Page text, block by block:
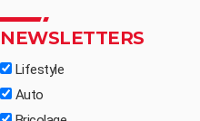
NEWSLETTERS
Lifestyle
Auto